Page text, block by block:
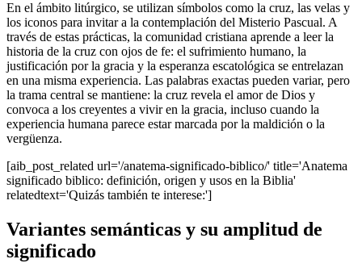
En el ámbito litúrgico, se utilizan símbolos como la cruz, las velas y
los iconos para invitar a la contemplación del Misterio Pascual. A
través de estas prácticas, la comunidad cristiana aprende a leer la
historia de la cruz con ojos de fe: el sufrimiento humano, la
justificación por la gracia y la esperanza escatológica se entrelazan
en una misma experiencia. Las palabras exactas pueden variar, pero
la trama central se mantiene: la cruz revela el amor de Dios y
convoca a los creyentes a vivir en la gracia, incluso cuando la
experiencia humana parece estar marcada por la maldición o la
vergüenza.
[aib_post_related url='/anatema-significado-biblico/' title='Anatema
significado biblico: definición, origen y usos en la Biblia'
relatedtext='Quizás también te interese:']
Variantes semánticas y su amplitud de
significado